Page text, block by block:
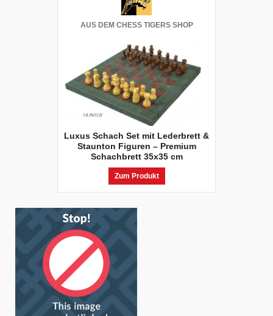
AUS DEM CHESS TIGERS SHOP
Luxus Schach Set mit Lederbrett &
Staunton Figuren – Premium
Schachbrett 35x35 cm
Zum Produkt